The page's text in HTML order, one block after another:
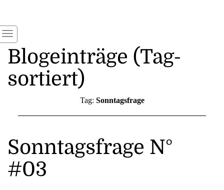
Blogeinträge (Tag-
sortiert)
Tag: Sonntagsfrage
Sonntagsfrage N°
#03